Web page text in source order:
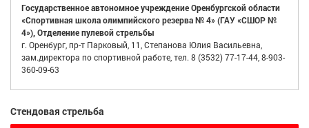
Государственное автономное учреждение Оренбургской области
«Спортивная школа олимпийского резерва № 4» (ГАУ «СШОР №
4»), Отделение пулевой стрельбы
г. Оренбург, пр-т Парковый, 11, Степанова Юлия Васильевна,
зам.директора по спортивной работе, тел. 8 (3532) 77-17-44, 8-903-
360-09-63
Стендовая стрельба